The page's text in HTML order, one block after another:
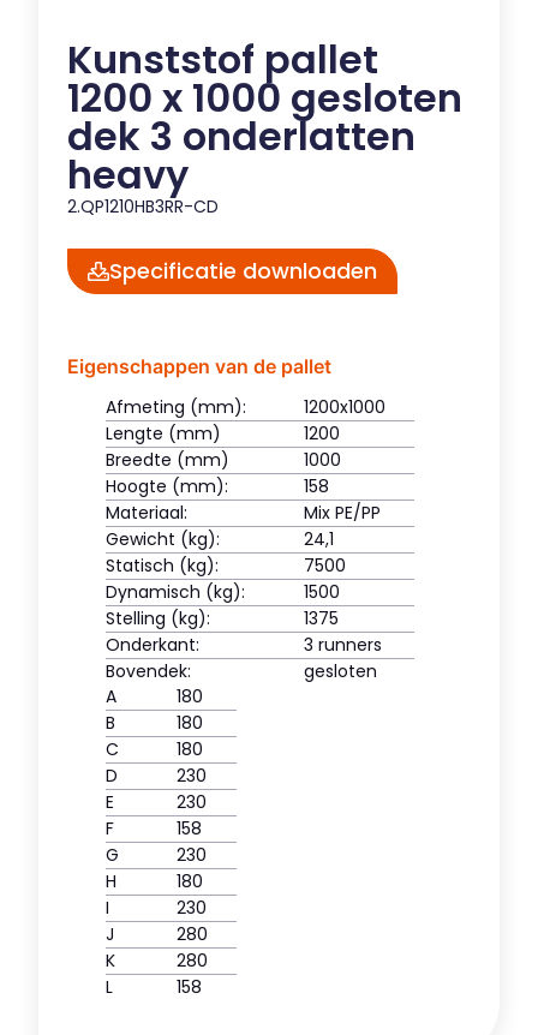
Kunststof pallet
1200 x 1000 gesloten
dek 3 onderlatten
heavy
2.QP1210HB3RR-CD
Specificatie downloaden
Eigenschappen van de pallet
Afmeting (mm):
1200x1000
Lengte (mm)
1200
Breedte (mm)
1000
Hoogte (mm):
158
Materiaal:
Mix PE/PP
Gewicht (kg):
24,1
Statisch (kg):
7500
Dynamisch (kg):
1500
Stelling (kg):
1375
Onderkant:
3 runners
Bovendek:
gesloten
A
180
B
180
C
180
D
230
E
230
F
158
G
230
H
180
I
230
J
280
K
280
L
158